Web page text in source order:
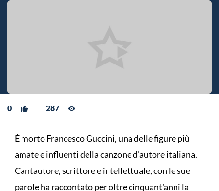
0 287
È morto Francesco Guccini, una delle figure più
amate e influenti della canzone d'autore italiana.
Cantautore, scrittore e intellettuale, con le sue
parole ha raccontato per oltre cinquant'anni la